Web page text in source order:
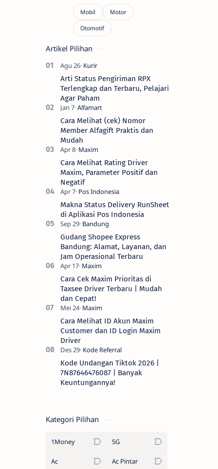
Artikel Pilihan
Arti Status Pengiriman RPX
Terlengkap dan Terbaru, Pelajari
Agar Paham
Cara Melihat (cek) Nomor
Member Alfagift Praktis dan
Mudah
Cara Melihat Rating Driver
Maxim, Parameter Positif dan
Negatif
Makna Status Delivery RunSheet
di Aplikasi Pos Indonesia
Gudang Shopee Express
Bandung: Alamat, Layanan, dan
Jam Operasional Terbaru
Cara Cek Maxim Prioritas di
Taxsee Driver Terbaru | Mudah
dan Cepat!
Cara Melihat ID Akun Maxim
Customer dan ID Login Maxim
Driver
Kode Undangan Tiktok 2026 |
7N87646476087 | Banyak
Keuntungannya!
Kategori Pilihan
1Money 5G
Ac Ac Pintar